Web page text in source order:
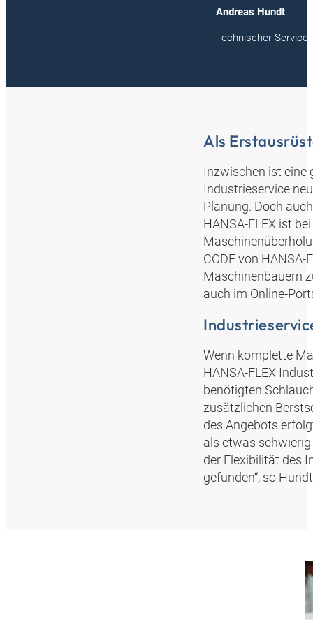
Andreas Hundt
Technischer Service
Als
Inzwischen ist eine
Industrieservice
Planung. Doch
HANSA‑FLEX ist
CODE von
Maschinenbauern
auch im Online-
Wenn komplette
HANSA‑FLEX
benötigten
zusätzlichen
des Angebots
als etwas
der Flexibilität des
gefunden“, so